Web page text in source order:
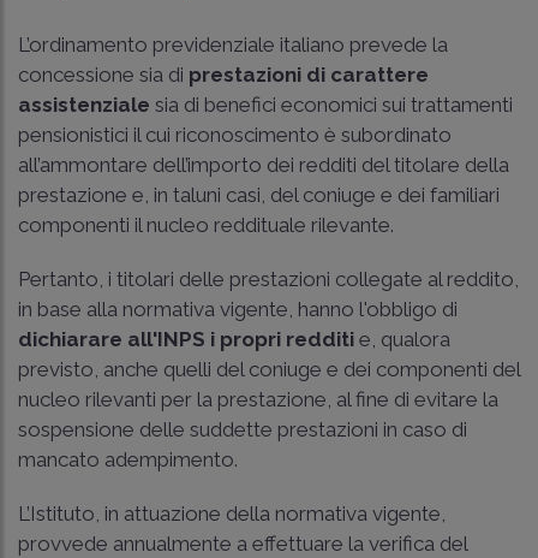
L’ordinamento previdenziale italiano prevede la
concessione sia di prestazioni di carattere
assistenziale sia di benefici economici sui trattamenti
pensionistici il cui riconoscimento è subordinato
all’ammontare dell’importo dei redditi del titolare della
prestazione e, in taluni casi, del coniuge e dei familiari
componenti il nucleo reddituale rilevante.
Pertanto, i titolari delle prestazioni collegate al reddito,
in base alla normativa vigente, hanno l'obbligo di
dichiarare all'INPS i propri redditi e, qualora
previsto, anche quelli del coniuge e dei componenti del
nucleo rilevanti per la prestazione, al fine di evitare la
sospensione delle suddette prestazioni in caso di
mancato adempimento.
L’Istituto, in attuazione della normativa vigente,
provvede annualmente a effettuare la verifica del